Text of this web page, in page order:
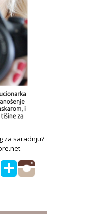
za saradnju?